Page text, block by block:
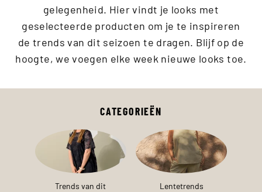
gelegenheid. Hier vindt je looks met
geselecteerde producten om je te inspireren
de trends van dit seizoen te dragen. Blijf op de
hoogte, we voegen elke week nieuwe looks toe.
CATEGORIEËN
Trends van dit
Lentetrends